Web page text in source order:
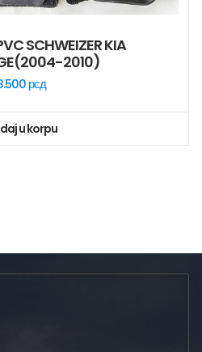
SCHWEIZER KIA
2010)
рсд
u korpu